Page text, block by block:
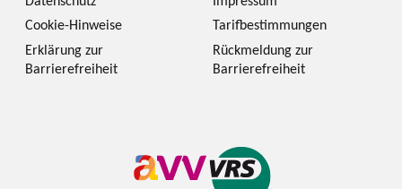
Cookie-Hinweise
Tarifbestimmungen
Erklärung zur
Barrierefreiheit
Rückmeldung zur
Barrierefreiheit